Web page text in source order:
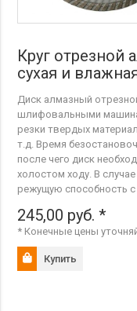
Круг отрезной
сухая и
Диск алмазный
шлифовальными
резки твердых
т.д. Время
после чего диск
холостом ходу. В
режущую способность
245,00 руб.*
* Конечные цены
Купить